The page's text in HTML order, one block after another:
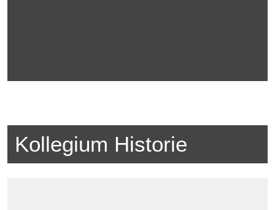
Kollegium Historie